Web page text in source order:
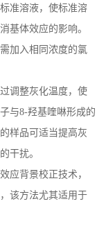
准溶液，使标准溶
基体效应的影响。
加入相同浓度的氯
调整灰化温度，使
与8-羟基喹啉形成的
样品可适当提高灰
干扰。
应背景校正技术，
该方法尤其适用于